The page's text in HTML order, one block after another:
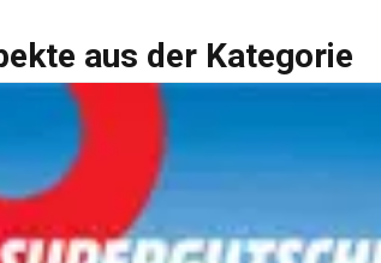
aus der Kategorie